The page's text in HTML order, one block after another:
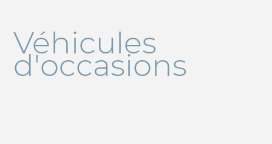
Véhicules
d'occasions